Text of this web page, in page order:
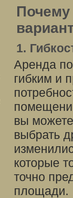
1.
Аренда
гибким и
вы
выбрать
которые
точно
площади.